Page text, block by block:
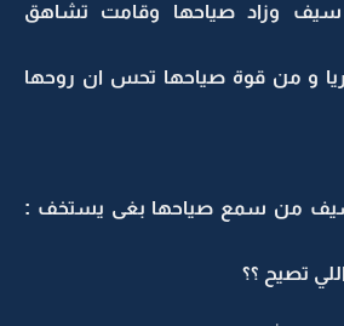
وزاد صياحها وقامت تشاهق
و من قوة صياحها تحس ان روحها
وسيف من سمع صياحها بغى يستخف :
تصيح ؟؟